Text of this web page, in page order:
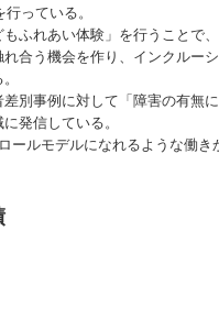
っている。
ふれあい体験」を行うことで、
合う機会を作り、インクルーシ
別事例に対して「障害の有無に
発信している。
ールモデルになれるような働き